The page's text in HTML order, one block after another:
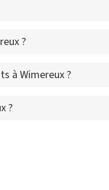
?
à Wimereux ?
?